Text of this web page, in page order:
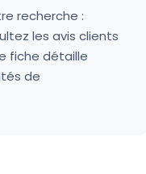
recherche :
les avis clients
fiche détaille
de